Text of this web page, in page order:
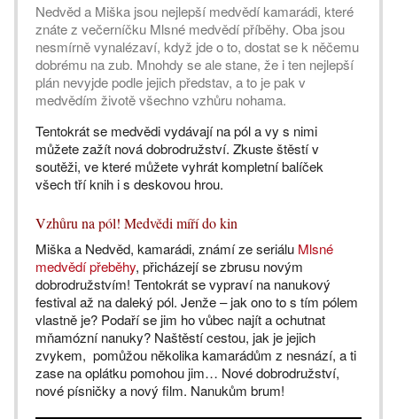
Nedvěd a Miška jsou nejlepší medvědí kamarádi, které
znáte z večerníčku Mlsné medvědí příběhy. Oba jsou
nesmírně vynalézaví, když jde o to, dostat se k něčemu
dobrému na zub. Mnohdy se ale stane, že i ten nejlepší
plán nevyjde podle jejich představ, a to je pak v
medvědím životě všechno vzhůru nohama.
Tentokrát se medvědi vydávají na pól a vy s nimi
můžete zažít nová dobrodružství. Zkuste štěstí v
soutěži, ve které můžete vyhrát kompletní balíček
všech tří knih i s deskovou hrou.
Vzhůru na pól! Medvědi míří do kin
Miška a Nedvěd, kamarádi, známí ze seriálu Mlsné
medvědí přeběhy, přicházejí se zbrusu novým
dobrodružstvím! Tentokrát se vypraví na nanukový
festival až na daleký pól. Jenže – jak ono to s tím pólem
vlastně je? Podaří se jim ho vůbec najít a ochutnat
mňamózní nanuky? Naštěstí cestou, jak je jejich
zvykem, pomůžou několika kamarádům z nesnází, a ti
zase na oplátku pomohou jim… Nové dobrodružství,
nové písničky a nový film. Nanukům brum!